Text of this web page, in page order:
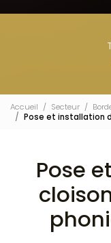
Accueil Secteur
Pose et installation
Pose